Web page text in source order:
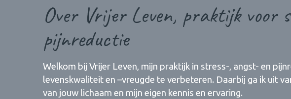
Over Vrijer Leven, praktijk voor
pijnreductie
Welkom bij Vrijer Leven, mijn praktijk in stress-, angst- en
levenskwaliteit en –vreugde te verbeteren. Daarbij ga ik uit
van jouw lichaam en mijn eigen kennis en ervaring.